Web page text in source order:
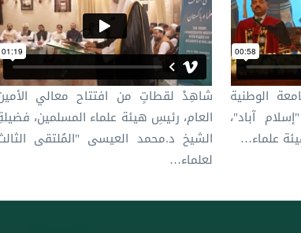
الوطنية
آباد"،
علماء…
شاهِدْ لقطاتٍ من افتتاح معالي
العام، رئيسِ هيئة علماء المسلمين،
الشيخ د.محمد العيسى "المُلتقى
لعلماء…